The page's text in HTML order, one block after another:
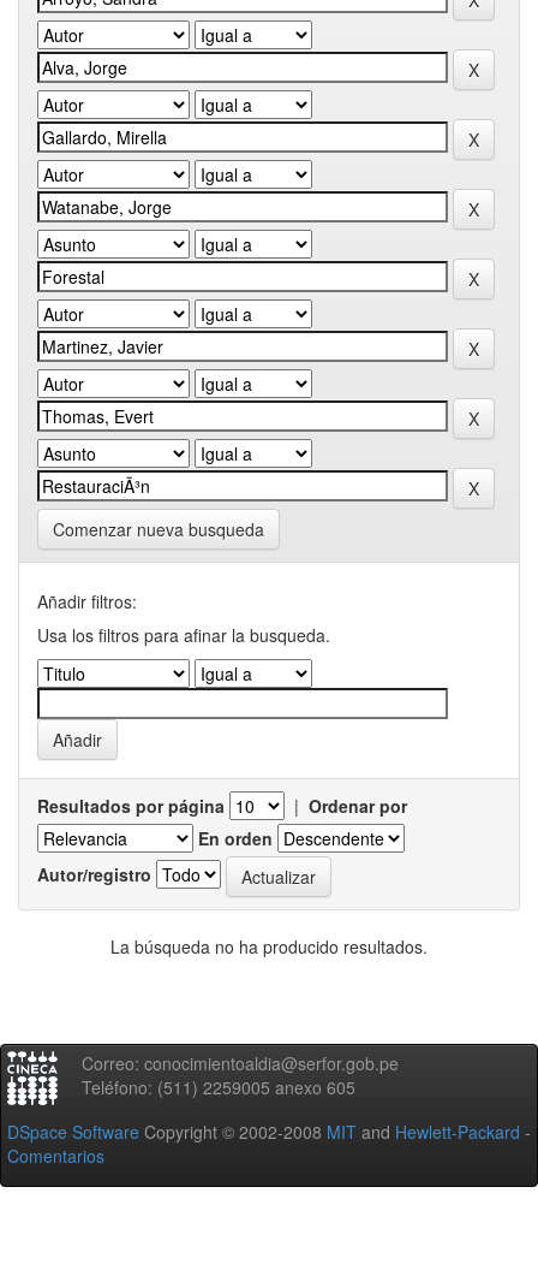
Comenzar nueva busqueda
Añadir filtros:
Usa los filtros para afinar la busqueda.
Resultados por página | Ordenar por
En orden
Autor/registro
La búsqueda no ha producido resultados.
Correo: conocimientoaldia@serfor.gob.pe
Teléfono: (511) 2259005 anexo 605
DSpace Software Copyright © 2002-2008 MIT and Hewlett-Packard -
Comentarios